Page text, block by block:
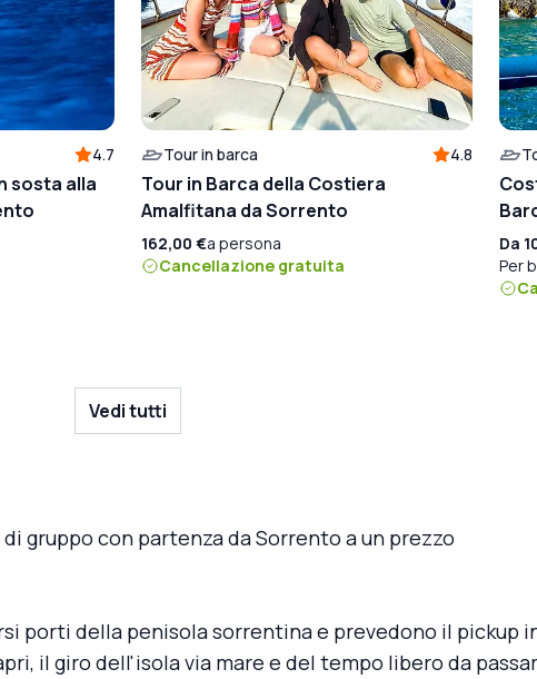
4.7
sosta alla
Tour in barca 4.8
Tour in Barca della Costiera
Amalfitana da Sorrento
162,00 €a persona
Cancellazione gratuita
Da
Per
Vedi tutti
gruppo con partenza da Sorrento a un prezzo
porti della penisola sorrentina e prevedono il pickup
il giro dell'isola via mare e del tempo libero da